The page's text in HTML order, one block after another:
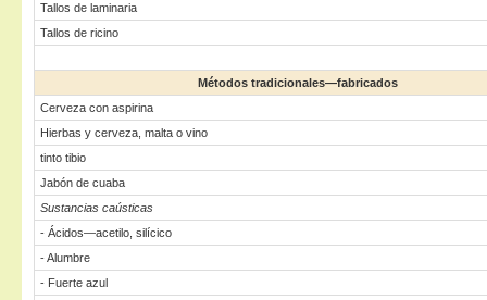
Tallos de laminaria
Tallos de ricino
Métodos tradicionales—fabricados
Cerveza con aspirina
Hierbas y cerveza, malta o vino
tinto tibio
Jabón de cuaba
Sustancias caústicas
- Ácidos—acetilo, silícico
- Alumbre
- Fuerte azul